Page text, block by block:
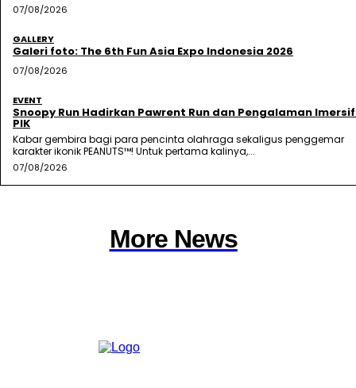
07/08/2026
GALLERY
Galeri foto: The 6th Fun Asia Expo Indonesia 2026
07/08/2026
EVENT
Snoopy Run Hadirkan Pawrent Run dan Pengalaman
PIK
Kabar gembira bagi para pencinta olahraga sekaligus penggemar
karakter ikonik PEANUTS™! Untuk pertama kalinya,...
07/08/2026
More News